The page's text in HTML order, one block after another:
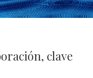
clave